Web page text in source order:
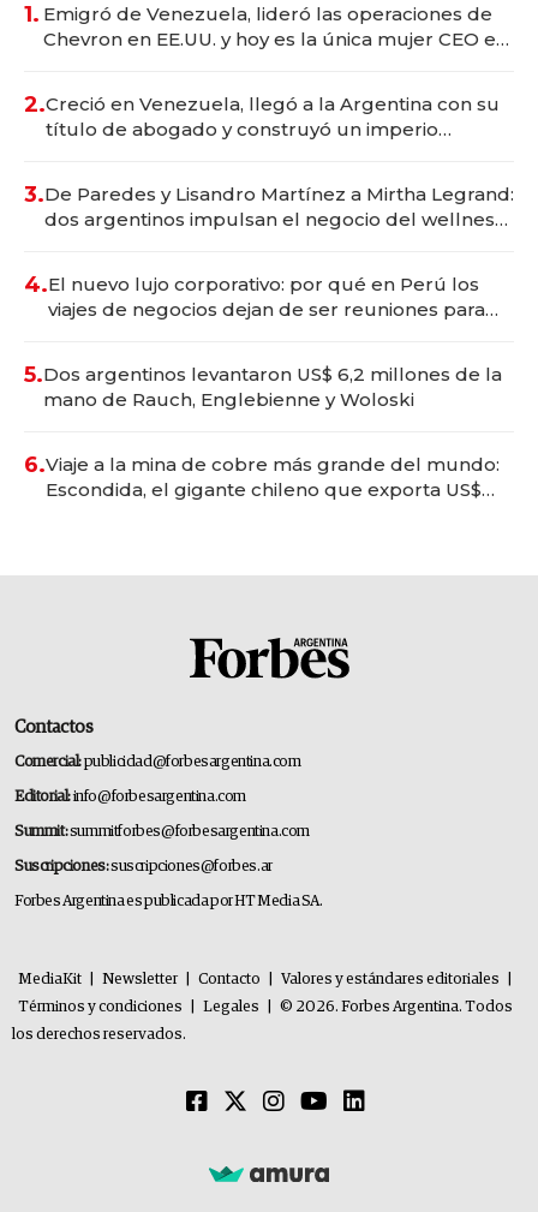
1. Emigró de Venezuela, lideró las operaciones de
Chevron en EE.UU. y hoy es la única mujer CEO en
2.Creció en Venezuela, llegó a la Argentina con su
título de abogado y construyó un imperio
3.De Paredes y Lisandro Martínez a Mirtha Legrand:
dos argentinos impulsan el negocio del wellness
4.El nuevo lujo corporativo: por qué en Perú los
viajes de negocios dejan de ser reuniones para
5.Dos argentinos levantaron US$ 6,2 millones de la
mano de Rauch, Englebienne y Woloski
6.Viaje a la mina de cobre más grande del mundo:
Escondida, el gigante chileno que exporta US$
Contactos
Comercial:publicidad@forbesargentina.com
Editorial:info@forbesargentina.com
Summit:summitforbes@forbesargentina.com
Suscripciones:suscripciones@forbes.ar
Forbes Argentina es publicada por HT Media SA.
MediaKit Newsletter Contacto Valores y estándares editoriales
Términos y condiciones
Legales
© 2026. Forbes Argentina. Todos
los derechos reservados.